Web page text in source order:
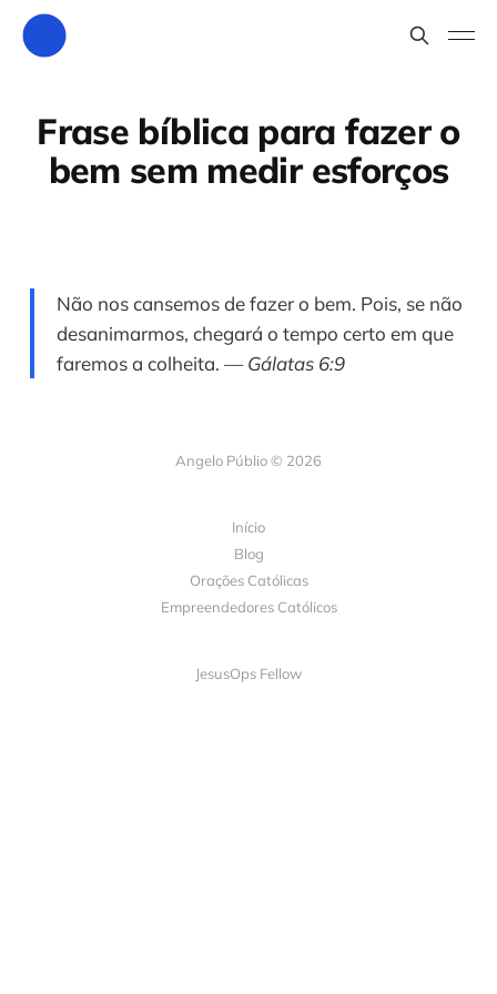
Frase bíblica para fazer o
bem sem medir esforços
Não nos cansemos de fazer o bem. Pois, se não
desanimarmos, chegará o tempo certo em que
faremos a colheita. — Gálatas 6:9
Angelo Públio © 2026
Início
Blog
Orações Católicas
Empreendedores Católicos
JesusOps Fellow